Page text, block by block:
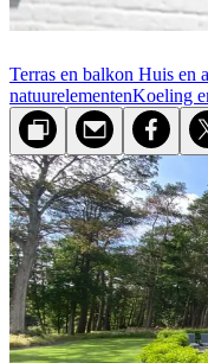
Terras en balkon Huis en
natuurelementenKoeling